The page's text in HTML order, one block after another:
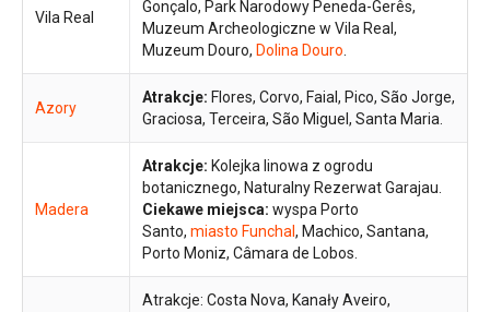
Vila Real
Gonçalo, Park Narodowy Peneda-Gerês,
Muzeum Archeologiczne w Vila Real,
Muzeum Douro, Dolina Douro.
Azory
Atrakcje: Flores, Corvo, Faial, Pico, São Jorge,
Graciosa, Terceira, São Miguel, Santa Maria.
Madera
Atrakcje: Kolejka linowa z ogrodu
botanicznego, Naturalny Rezerwat Garajau.
Ciekawe miejsca: wyspa Porto
Santo, miasto Funchal, Machico, Santana,
Porto Moniz, Câmara de Lobos.
Atrakcje: Costa Nova, Kanały Aveiro,